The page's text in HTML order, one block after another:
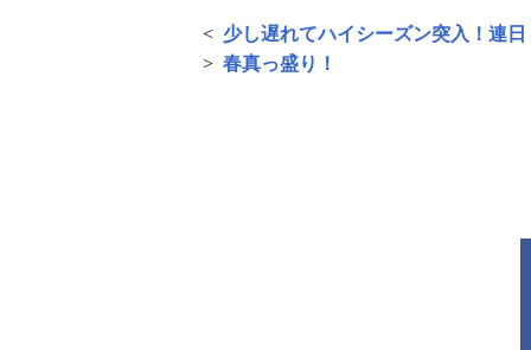
< 少し遅れてハイシーズン突入！連
> 春真っ盛り！